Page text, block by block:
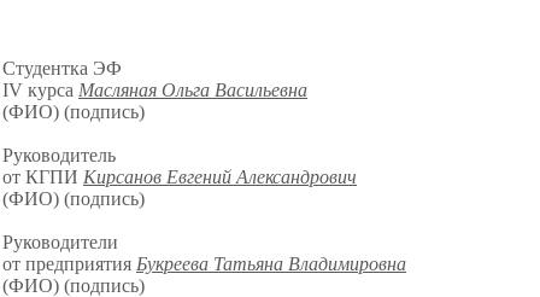
Студентка ЭФ
IV курса Масляная Ольга Васильевна
(ФИО) (подпись)
Руководитель
от КГПИ Кирсанов Евгений Александрович
(ФИО) (подпись)
Руководители
от предприятия Букреева Татьяна Владимировна
(ФИО) (подпись)